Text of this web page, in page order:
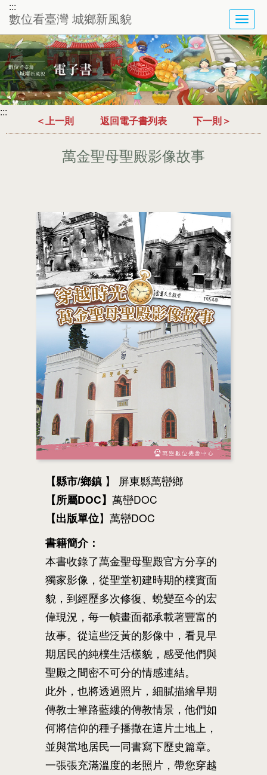
:::
數位看臺灣 城鄉新風貌
:::
＜上一則 返回電子書列表 下一則＞
萬金聖母聖殿影像故事
【縣市/鄉鎮 】 屏東縣萬巒鄉
【所屬DOC】 萬巒DOC
【出版單位】萬巒DOC
書籍簡介：
本書收錄了萬金聖母聖殿官方分享的
獨家影像，從聖堂初建時期的樸實面
貌，到經歷多次修復、蛻變至今的宏
偉現況，每一幀畫面都承載著豐富的
故事。從這些泛黃的影像中，看見早
期居民的純樸生活樣貌，感受他們與
聖殿之間密不可分的情感連結。
此外，也將透過照片，細膩描繪早期
傳教士篳路藍縷的傳教情景，他們如
何將信仰的種子播撒在這片土地上，
並與當地居民一同書寫下歷史篇章。
一張張充滿溫度的老照片，帶您穿越